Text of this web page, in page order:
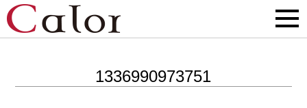
1336990973751